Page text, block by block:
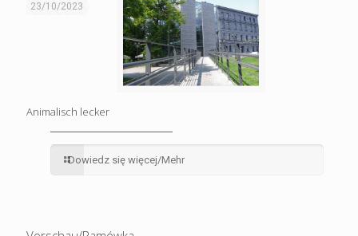
23/10/2023
Animalisch lecker
Dowiedz się więcej/Mehr